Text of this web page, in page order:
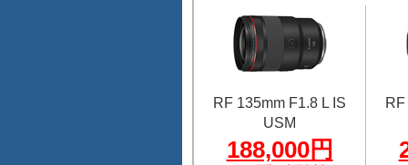
RF 135mm F1.8 L IS
USM
188,000円